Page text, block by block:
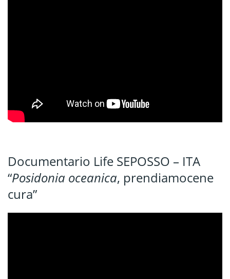
Documentario Life SEPOSSO – ITA
“Posidonia oceanica, prendiamocene
cura”